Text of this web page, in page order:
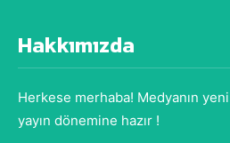
Hakkımızda
Herkese merhaba! Medyanın
yayın dönemine hazır !